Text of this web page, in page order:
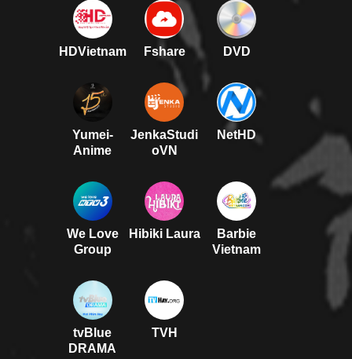
HDVietnam Fshare DVD
Yumei-
Anime
JenkaStudi
oVN
NetHD
We Love
Group
Hibiki Laura
Barbie
Vietnam
tvBlue
DRAMA
TVH